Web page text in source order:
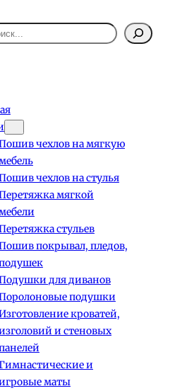
чехлов на мягкую
чехлов на стулья
мягкой
стульев
покрывал, пледов,
для диванов
подушки
кроватей,
и стеновых
и
маты